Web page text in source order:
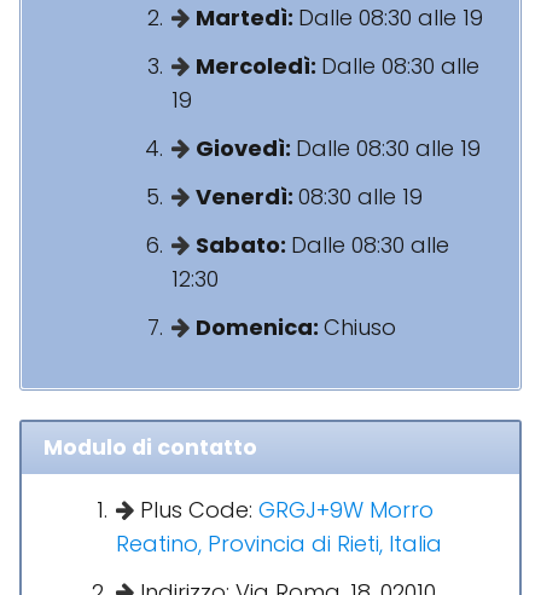
Martedì: Dalle 08:30 alle 19
Mercoledì: Dalle 08:30 alle
19
Giovedì: Dalle 08:30 alle 19
Venerdì: 08:30 alle 19
Sabato: Dalle 08:30 alle
12:30
Domenica: Chiuso
Modulo di contatto
Plus Code: GRGJ+9W Morro
Reatino, Provincia di Rieti, Italia